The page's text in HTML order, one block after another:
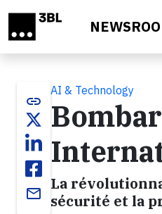
link
email
AI & Technology
La
sécurité et la